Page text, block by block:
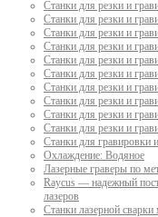
Станки для резки и
Станки для резки и
Станки для резки и
Станки для резки и
Станки для резки и
Станки для резки и
Станки для резки и
Станки для резки и
Станки для резки и
Станки для резки и
Станки для гравировки
Охлаждение: Водяное
Лазерные граверы по
Raycus — надежный
лазеров
Cтанки лазерной сварки